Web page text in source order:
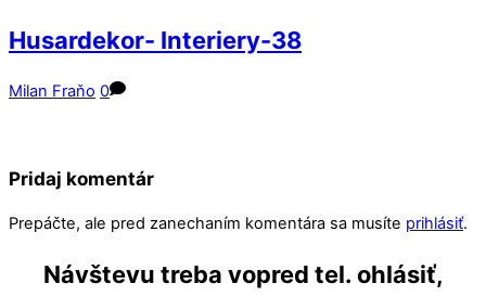
Husardekor- Interiery-38
Milan Fraňo 0
Pridaj komentár
Prepáčte, ale pred zanechaním komentára sa musíte prihlásiť.
Návštevu treba vopred tel. ohlásiť,